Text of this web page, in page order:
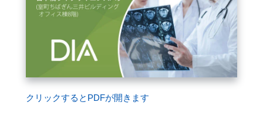
イベントお知らせメール登録
クリックするとPDFが開きます